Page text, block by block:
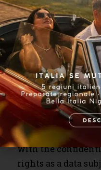
I agree to
marketing
the form of
with the
rights as a data